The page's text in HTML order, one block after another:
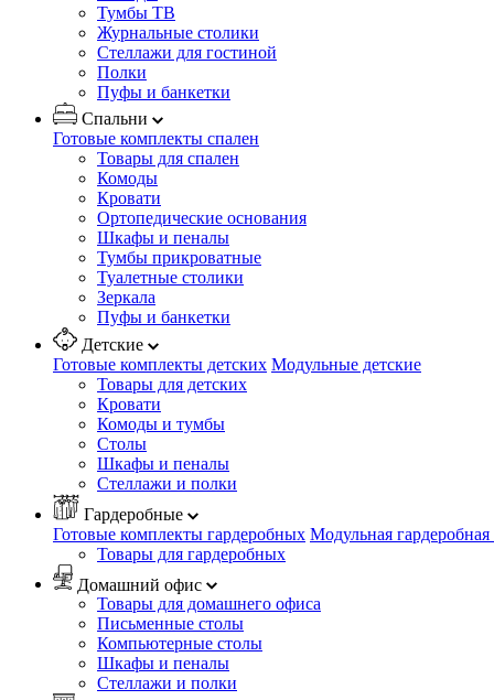
Тумбы ТВ
Журнальные столики
Стеллажи для гостиной
Полки
Пуфы и банкетки
Спальни
Готовые комплекты спален
Товары для спален
Комоды
Кровати
Ортопедические основания
Шкафы и пеналы
Тумбы прикроватные
Туалетные столики
Зеркала
Пуфы и банкетки
Детские
Готовые комплекты детских Модульные детские
Товары для детских
Кровати
Комоды и тумбы
Столы
Шкафы и пеналы
Стеллажи и полки
Гардеробные
Готовые комплекты гардеробных Модульная
Товары для гардеробных
Домашний офис
Товары для домашнего офиса
Письменные столы
Компьютерные столы
Шкафы и пеналы
Стеллажи и полки